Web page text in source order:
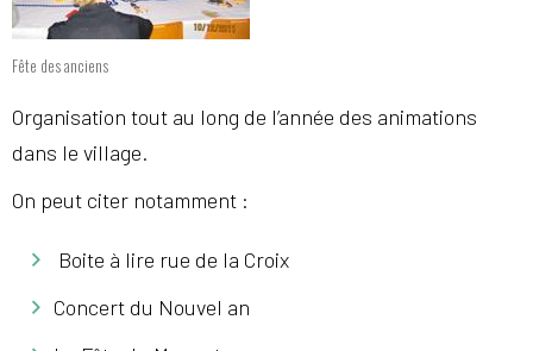
Fête des anciens
Organisation tout au long de l’année des animations
dans le village.
On peut citer notamment :
Boite à lire rue de la Croix
Concert du Nouvel an